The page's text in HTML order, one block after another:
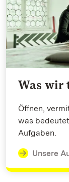
Was wir
Öffnen,
was
Aufgaben.
Unsere